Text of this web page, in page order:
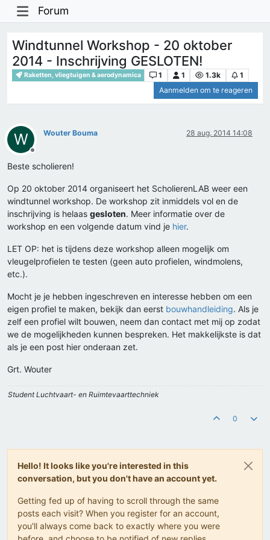
Forum
Windtunnel Workshop - 20 oktober
2014 - Inschrijving GESLOTEN!
Raketten, vliegtuigen & aerodynamica 1 1 1.3k
1
Aanmelden om te reageren
W
Offline
Wouter Bouma 28 aug. 2014 14:08
Beste scholieren!
Op 20 oktober 2014 organiseert het ScholierenLAB weer een
windtunnel workshop. De workshop zit inmiddels vol en de
inschrijving is helaas gesloten. Meer informatie over de
workshop en een volgende datum vind je hier.
LET OP: het is tijdens deze workshop alleen mogelijk om
vleugelprofielen te testen (geen auto profielen, windmolens,
etc.).
Mocht je je hebben ingeschreven en interesse hebben om een
eigen profiel te maken, bekijk dan eerst bouwhandleiding. Als je
zelf een profiel wilt bouwen, neem dan contact met mij op zodat
we de mogelijkheden kunnen bespreken. Het makkelijkste is dat
als je een post hier onderaan zet.
Grt. Wouter
Student Luchtvaart- en Ruimtevaarttechniek
0
Hello! It looks like you're interested in this
conversation, but you don't have an account yet.
Getting fed up of having to scroll through the same
posts each visit? When you register for an account,
you'll always come back to exactly where you were